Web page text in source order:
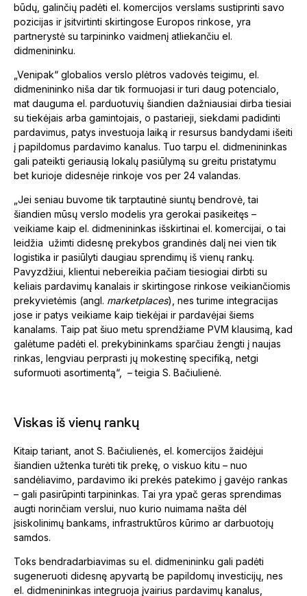
būdų, galinčių padėti el. komercijos verslams sustiprinti savo
pozicijas ir įsitvirtinti skirtingose Europos rinkose, yra
partnerystė su tarpininko vaidmenį atliekančiu el.
didmenininku.
„Venipak“ globalios verslo plėtros vadovės teigimu, el.
didmenininko niša dar tik formuojasi ir turi daug potencialo,
mat dauguma el. parduotuvių šiandien dažniausiai dirba tiesiai
su tiekėjais arba gamintojais, o pastarieji, siekdami padidinti
pardavimus, patys investuoja laiką ir resursus bandydami išeiti
į papildomus pardavimo kanalus. Tuo tarpu el. didmenininkas
gali pateikti geriausią lokalų pasiūlymą su greitu pristatymu
bet kurioje didesnėje rinkoje vos per 24 valandas.
„Jei seniau buvome tik tarptautinė siuntų bendrovė, tai
šiandien mūsų verslo modelis yra gerokai pasikeitęs –
veikiame kaip el. didmenininkas išskirtinai el. komercijai, o tai
leidžia užimti didesnę prekybos grandinės dalį nei vien tik
logistika ir pasiūlyti daugiau sprendimų iš vienų rankų.
Pavyzdžiui, klientui nebereikia pačiam tiesiogiai dirbti su
keliais pardavimų kanalais ir skirtingose rinkose veikiančiomis
prekyvietėmis (angl. marketplaces), nes turime integracijas
jose ir patys veikiame kaip tiekėjai ir pardavėjai šiems
kanalams. Taip pat šiuo metu sprendžiame PVM klausimą, kad
galėtume padėti el. prekybininkams sparčiau žengti į naujas
rinkas, lengviau perprasti jų mokestinę specifiką, netgi
suformuoti asortimentą“, – teigia S. Bačiulienė.
Viskas iš vienų rankų
Kitaip tariant, anot S. Bačiulienės, el. komercijos žaidėjui
šiandien užtenka turėti tik prekę, o viskuo kitu – nuo
sandėliavimo, pardavimo iki prekės patekimo į gavėjo rankas
– gali pasirūpinti tarpininkas. Tai yra ypač geras sprendimas
augti norinčiam verslui, nuo kurio nuimama našta dėl
įsiskolinimų bankams, infrastruktūros kūrimo ar darbuotojų
samdos.
Toks bendradarbiavimas su el. didmenininku gali padėti
sugeneruoti didesnę apyvartą be papildomų investicijų, nes
el. didmenininkas integruoja įvairius pardavimų kanalus,